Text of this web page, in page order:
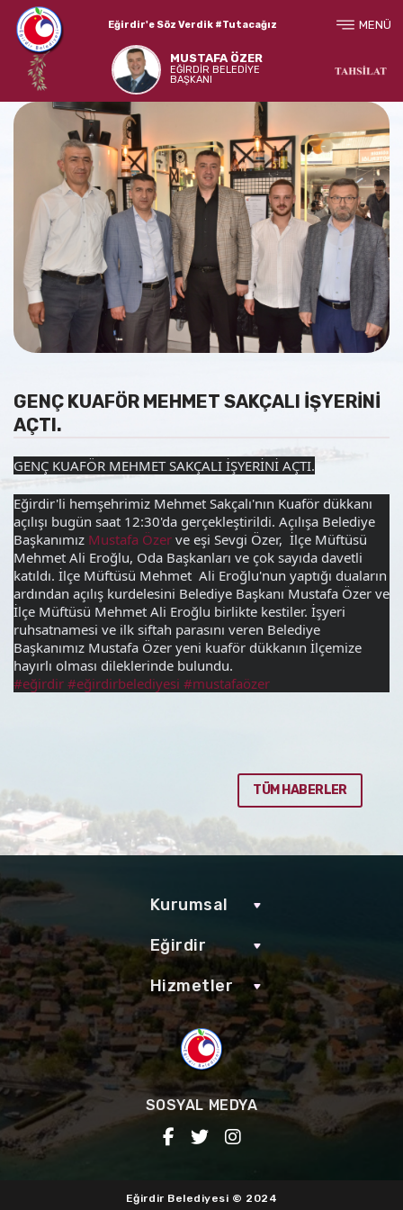
Eğirdir'e Söz Verdik #Tutacağız
MUSTAFA ÖZER
EĞİRDİR BELEDİYE
BAŞKANI
MENÜ
GENÇ KUAFÖR MEHMET SAKÇALI İŞYERİNİ
AÇTI.
GENÇ KUAFÖR MEHMET SAKÇALI İŞYERİNİ AÇTI.
Eğirdir'li hemşehrimiz Mehmet Sakçalı'nın Kuaför dükkanı
açılışı bugün saat 12:30'da gerçekleştirildi. Açılışa Belediye
Başkanımız Mustafa Özer ve eşi Sevgi Özer,  İlçe Müftüsü
Mehmet Ali Eroğlu, Oda Başkanları ve çok sayıda davetli
katıldı. İlçe Müftüsü Mehmet  Ali Eroğlu'nun yaptığı duaların
ardından açılış kurdelesini Belediye Başkanı Mustafa Özer ve
İlçe Müftüsü Mehmet Ali Eroğlu birlikte kestiler. İşyeri
ruhsatnamesi ve ilk siftah parasını veren Belediye
Başkanımız Mustafa Özer yeni kuaför dükkanın İlçemize
hayırlı olması dileklerinde bulundu.
#eğirdir #eğirdirbelediyesi #mustafaözer
TÜM HABERLER
Kurumsal
Eğirdir
Hizmetler
SOSYAL MEDYA
Eğirdir Belediyesi © 2024